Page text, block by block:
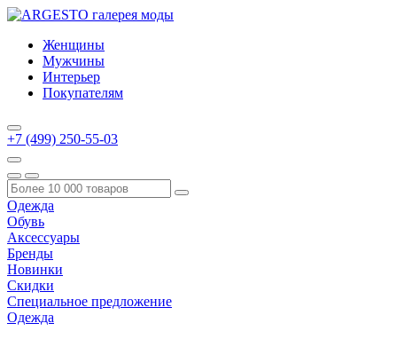
Женщины
Мужчины
Интерьер
Покупателям
+7 (499) 250-55-03
Одежда
Обувь
Аксессуары
Бренды
Новинки
Скидки
Специальное предложение
Одежда